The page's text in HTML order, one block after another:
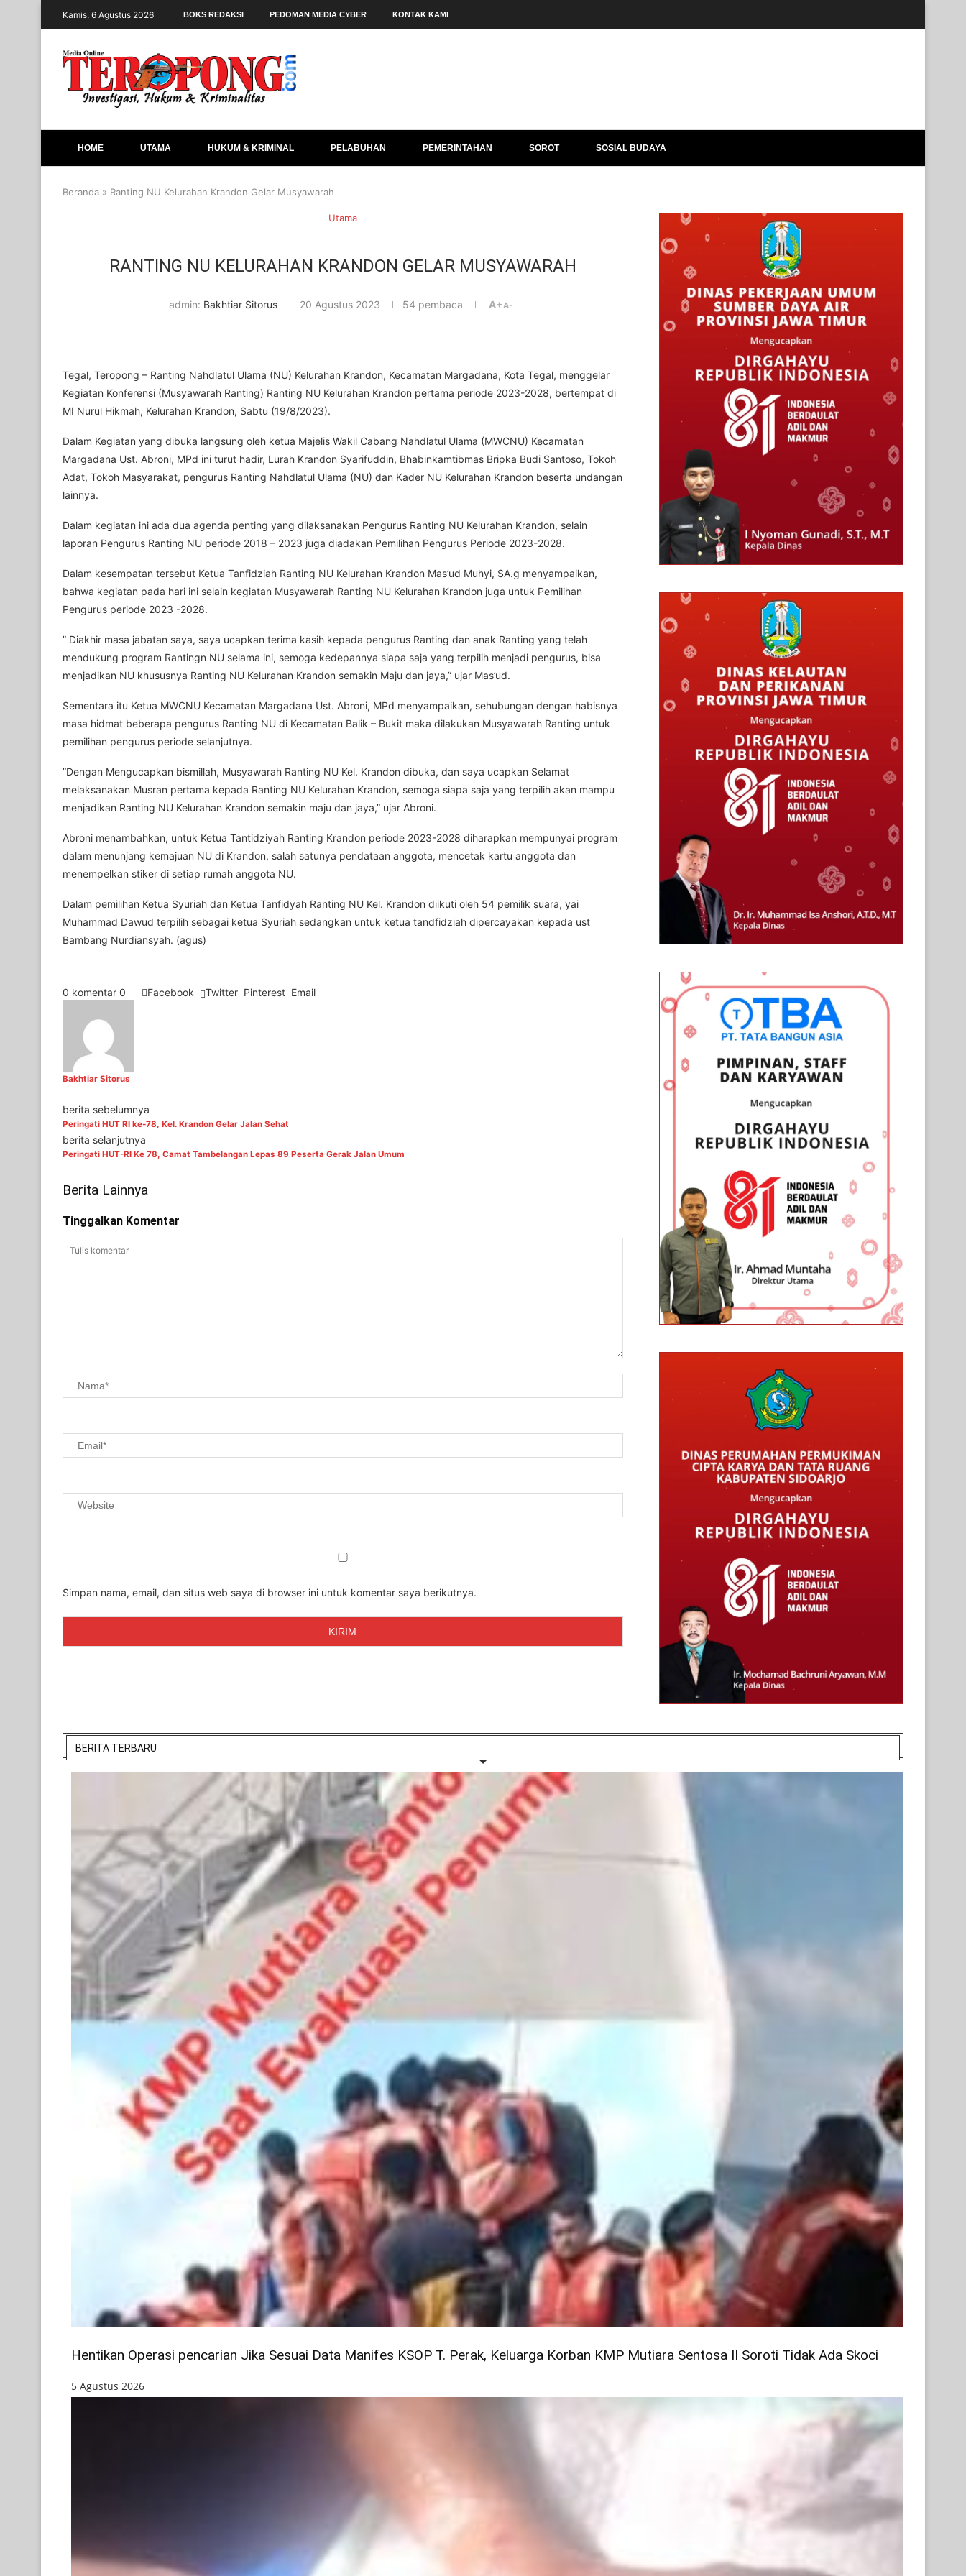
Kamis, 6 Agustus 2026 BOKS REDAKSI PEDOMAN MEDIA CYBER KONTAK KAMI
HOME UTAMA HUKUM & KRIMINAL PELABUHAN PEMERINTAHAN SOROT SOSIAL BUDAYA
Beranda » Ranting NU Kelurahan Krandon Gelar Musyawarah
Utama
RANTING NU KELURAHAN KRANDON GELAR MUSYAWARAH
admin: Bakhtiar Sitorus 20 Agustus 2023 54 pembaca A+A-
Tegal, Teropong – Ranting Nahdlatul Ulama (NU) Kelurahan Krandon, Kecamatan Margadana, Kota Tegal, menggelar
Kegiatan Konferensi (Musyawarah Ranting) Ranting NU Kelurahan Krandon pertama periode 2023-2028, bertempat di
MI Nurul Hikmah, Kelurahan Krandon, Sabtu (19/8/2023).
Dalam Kegiatan yang dibuka langsung oleh ketua Majelis Wakil Cabang Nahdlatul Ulama (MWCNU) Kecamatan
Margadana Ust. Abroni, MPd ini turut hadir, Lurah Krandon Syarifuddin, Bhabinkamtibmas Bripka Budi Santoso, Tokoh
Adat, Tokoh Masyarakat, pengurus Ranting Nahdlatul Ulama (NU) dan Kader NU Kelurahan Krandon beserta undangan
lainnya.
Dalam kegiatan ini ada dua agenda penting yang dilaksanakan Pengurus Ranting NU Kelurahan Krandon, selain
laporan Pengurus Ranting NU periode 2018 – 2023 juga diadakan Pemilihan Pengurus Periode 2023-2028.
Dalam kesempatan tersebut Ketua Tanfidziah Ranting NU Kelurahan Krandon Mas’ud Muhyi, SA.g menyampaikan,
bahwa kegiatan pada hari ini selain kegiatan Musyawarah Ranting NU Kelurahan Krandon juga untuk Pemilihan
Pengurus periode 2023 -2028.
” Diakhir masa jabatan saya, saya ucapkan terima kasih kepada pengurus Ranting dan anak Ranting yang telah
mendukung program Rantingn NU selama ini, semoga kedepannya siapa saja yang terpilih menjadi pengurus, bisa
menjadikan NU khususnya Ranting NU Kelurahan Krandon semakin Maju dan jaya,” ujar Mas’ud.
Sementara itu Ketua MWCNU Kecamatan Margadana Ust. Abroni, MPd menyampaikan, sehubungan dengan habisnya
masa hidmat beberapa pengurus Ranting NU di Kecamatan Balik – Bukit maka dilakukan Musyawarah Ranting untuk
pemilihan pengurus periode selanjutnya.
”Dengan Mengucapkan bismillah, Musyawarah Ranting NU Kel. Krandon dibuka, dan saya ucapkan Selamat
melaksanakan Musran pertama kepada Ranting NU Kelurahan Krandon, semoga siapa saja yang terpilih akan mampu
menjadikan Ranting NU Kelurahan Krandon semakin maju dan jaya,” ujar Abroni.
Abroni menambahkan, untuk Ketua Tantidziyah Ranting Krandon periode 2023-2028 diharapkan mempunyai program
dalam menunjang kemajuan NU di Krandon, salah satunya pendataan anggota, mencetak kartu anggota dan
menempelkan stiker di setiap rumah anggota NU.
Dalam pemilihan Ketua Syuriah dan Ketua Tanfidyah Ranting NU Kel. Krandon diikuti oleh 54 pemilik suara, yai
Muhammad Dawud terpilih sebagai ketua Syuriah sedangkan untuk ketua tandfidziah dipercayakan kepada ust
Bambang Nurdiansyah. (agus)
0 komentar 0 Facebook Twitter Pinterest Email
Bakhtiar Sitorus
berita sebelumnya
Peringati HUT RI ke-78, Kel. Krandon Gelar Jalan Sehat
berita selanjutnya
Peringati HUT-RI Ke 78, Camat Tambelangan Lepas 89 Peserta Gerak Jalan Umum
Berita Lainnya
Tinggalkan Komentar
Simpan nama, email, dan situs web saya di browser ini untuk komentar saya berikutnya.
BERITA TERBARU
Hentikan Operasi pencarian Jika Sesuai Data Manifes KSOP T. Perak, Keluarga Korban KMP Mutiara Sentosa II Soroti Tidak Ada Skoci
5 Agustus 2026